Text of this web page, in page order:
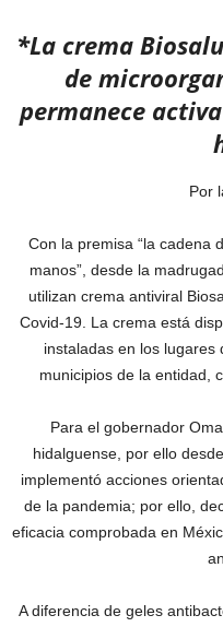
*La crema
de
permanece
Por
Con la premisa “la cadena
manos”, desde la
utilizan crema antiviral
Covid-19. La crema está
instaladas en los lugares
municipios de la entidad,
Para el gobernador
hidalguense, por ello
implementó acciones
de la pandemia; por ello,
eficacia comprobada en
A diferencia de geles